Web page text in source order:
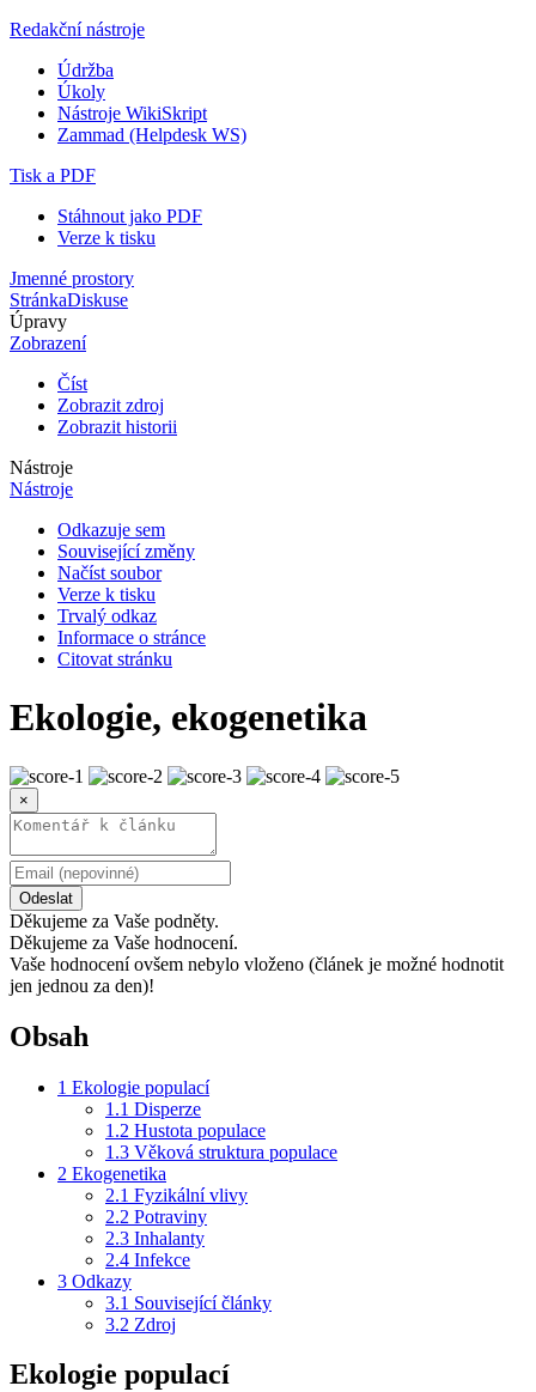
Redakční nástroje
Údržba
Úkoly
Nástroje WikiSkript
Zammad (Helpdesk WS)
Tisk a PDF
Stáhnout jako PDF
Verze k tisku
Jmenné prostory
StránkaDiskuse
Úpravy
Zobrazení
Číst
Zobrazit zdroj
Zobrazit historii
Nástroje
Nástroje
Odkazuje sem
Související změny
Načíst soubor
Verze k tisku
Trvalý odkaz
Informace o stránce
Citovat stránku
Ekologie, ekogenetika
×
Odeslat
Děkujeme za Vaše podněty.
Děkujeme za Vaše hodnocení.
Vaše hodnocení ovšem nebylo vloženo (článek je možné hodnotit
jen jednou za den)!
Obsah
1 Ekologie populací
1.1 Disperze
1.2 Hustota populace
1.3 Věková struktura populace
2 Ekogenetika
2.1 Fyzikální vlivy
2.2 Potraviny
2.3 Inhalanty
2.4 Infekce
3 Odkazy
3.1 Související články
3.2 Zdroj
Ekologie populací